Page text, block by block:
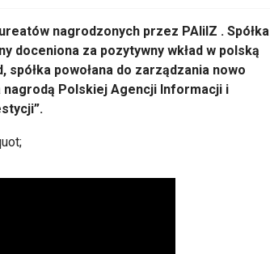
nagrodzonych przez PAIiIZ . Spółka
doceniona za pozytywny wkład w polską
powołana do zarządzania nowo
Polskiej Agencji Informacji i